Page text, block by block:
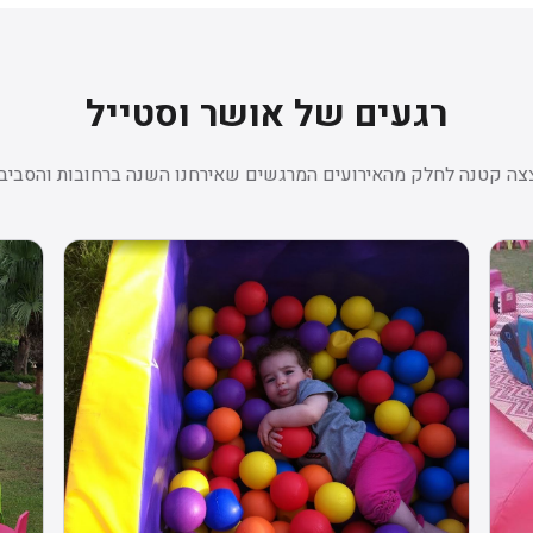
רגעים של אושר וסטייל
קטנה לחלק מהאירועים המרגשים שאירחנו השנה ברחובות